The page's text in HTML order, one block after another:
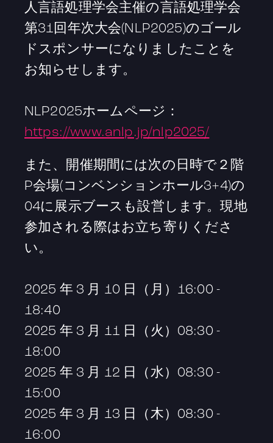
人言語処理学会主催の言語処理学会
第31回年次大会(NLP2025)のゴール
ドスポンサーになりましたことを
お知らせします。
NLP2025ホームページ：
https://www.anlp.jp/nlp2025/
また、開催期間には次の日時で２階
P会場(コンベンションホール3+4)の
04に展示ブースも設営します。現地
参加される際はお立ち寄りくださ
い。
2025 年 3 月 10 日（月）16:00 -
18:40
2025 年 3 月 11 日（火）08:30 -
18:00
2025 年 3 月 12 日（水）08:30 -
15:00
2025 年 3 月 13 日（木）08:30 -
16:00